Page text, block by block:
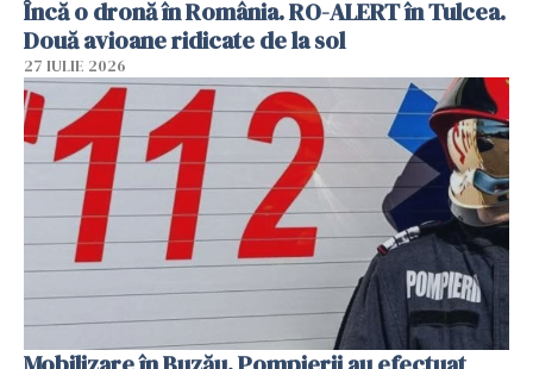
Încă o dronă în România. RO-ALERT în Tulcea.
Două avioane ridicate de la sol
27 IULIE 2026